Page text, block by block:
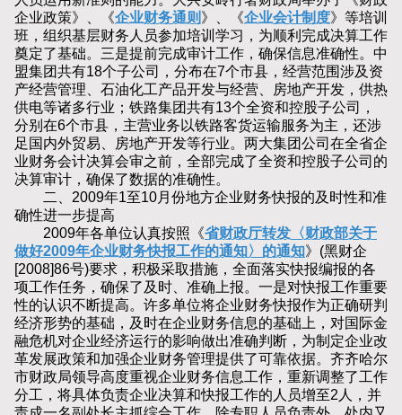
企业政策》、《企业财务通则 》、《企业会计制度》等培训
班，组织基层财务人员参加培训学习，为顺利完成决算工作
奠定了基础。三是提前完成审计工作，确保信息准确性。中
盟集团共有18个子公司，分布在7个市县，经营范围涉及资
产经营管理、石油化工产品开发与经营、房地产开发，供热
供电等诸多行业；铁路集团共有13个全资和控股子公司，
分别在6个市县，主营业务以铁路客货运输服务为主，还涉
足国内外贸易、房地产开发等行业。两大集团公司在全省企
业财务会计决算会审之前，全部完成了全资和控股子公司的
决算审计，确保了数据的准确性。
二、2009年1至10月份地方企业财务快报的及时性和准
确性进一步提高
2009年各单位认真按照《省财政厅转发〈财政部关于
做好2009年企业财务快报工作的通知〉的通知》(黑财企
[2008]86号)要求，积极采取措施，全面落实快报编报的各
项工作任务，确保了及时、准确上报。一是对快报工作重要
性的认识不断提高。许多单位将企业财务快报作为正确研判
经济形势的基础，及时在企业财务信息的基础上，对国际金
融危机对企业经济运行的影响做出准确判断，为制定企业改
革发展政策和加强企业财务管理提供了可靠依据。齐齐哈尔
市财政局领导高度重视企业财务信息工作，重新调整了工作
分工，将具体负责企业决算和快报工作的人员增至2人，并